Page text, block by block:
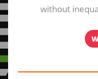
without